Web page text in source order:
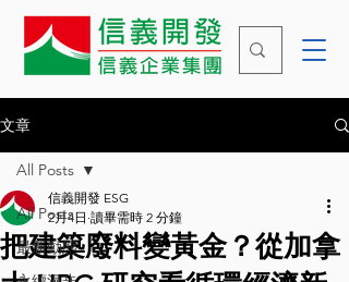
文章
All Posts
最新動態
All Posts
把建築廢料變黃金？從加拿
信義開發 ESG
2月4日 讀畢需時 2 分鐘